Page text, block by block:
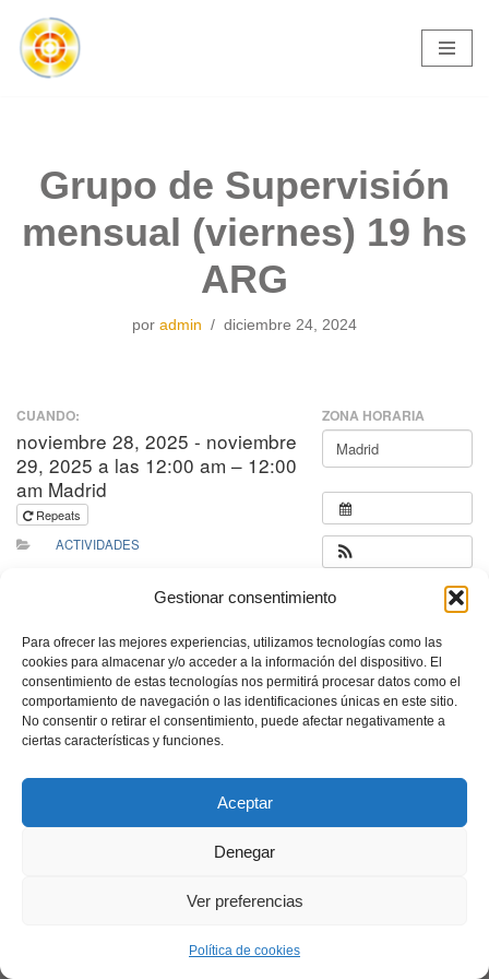
Gestionar consentimiento
Para ofrecer las mejores experiencias, utilizamos tecnologías como las
cookies para almacenar y/o acceder a la información del dispositivo. El
consentimiento de estas tecnologías nos permitirá procesar datos como el
comportamiento de navegación o las identificaciones únicas en este sitio.
No consentir o retirar el consentimiento, puede afectar negativamente a
ciertas características y funciones.
Aceptar
Denegar
Ver preferencias
Política de cookies
Saltar
Grupo de Supervisión
mensual (viernes) 19 hs
ARG
por admin diciembre 24, 2024
ZONA HORARIA
CUANDO:
noviembre 28, 2025 - noviembre
29, 2025 a las 12:00 am – 12:00
am Madrid
Repeats
ACTIVIDADES
| Funciona gracias aWordPress